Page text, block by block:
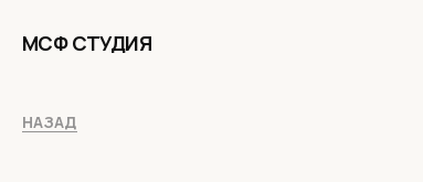
МСФ СТУДИЯ
НАЗАД